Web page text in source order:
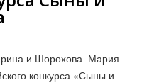
и Шорохова Мария
конкурса «Сыны и